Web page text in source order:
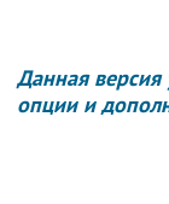
Данная версия
опции и